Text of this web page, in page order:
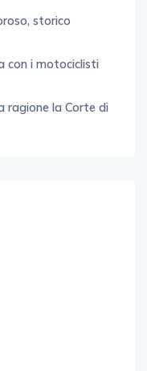
storico
con i motociclisti
ragione la Corte di